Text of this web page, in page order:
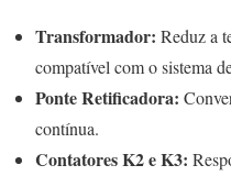
Transformador: Reduz a
compatível com o sistema
Ponte Retificadora:
contínua.
Contatores K2 e K3: